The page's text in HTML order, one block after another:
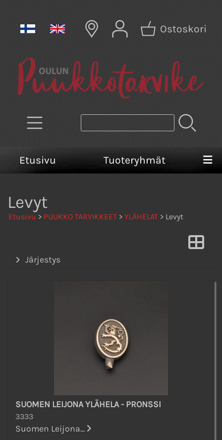
Ostoskori
Etusivu Tuoteryhmät
Levyt
Etusivu > PUUKKO TARVIKKEET > YLÄHELAT > Levyt
Järjestys
SUOMEN LEIJONA YLÄHELA - PRONSSI
3333
Suomen Leijona...